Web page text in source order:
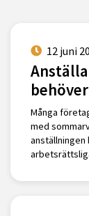
12 juni
Många
med
anställningen